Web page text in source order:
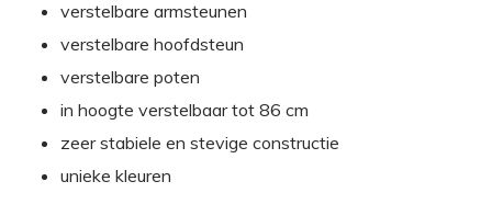
verstelbare armsteunen
verstelbare hoofdsteun
verstelbare poten
in hoogte verstelbaar tot 86 cm
zeer stabiele en stevige constructie
unieke kleuren